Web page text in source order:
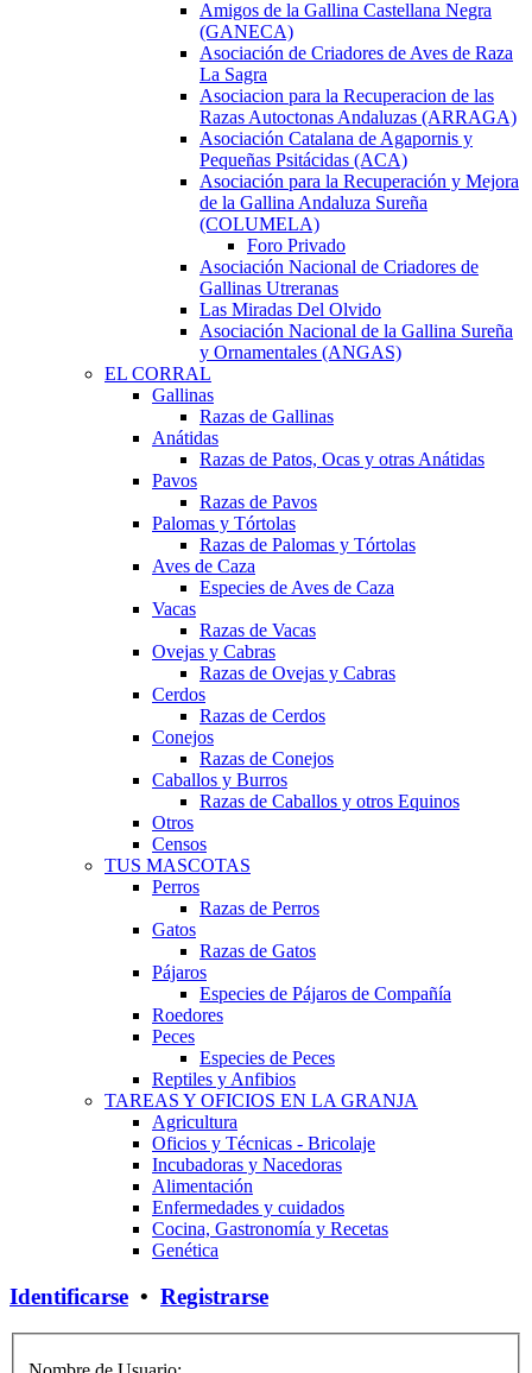
Amigos de la Gallina Castellana Negra
(GANECA)
Asociación de Criadores de Aves de Raza
La Sagra
Asociacion para la Recuperacion de las
Razas Autoctonas Andaluzas (ARRAGA)
Asociación Catalana de Agapornis y
Pequeñas Psitácidas (ACA)
Asociación para la Recuperación y Mejora
de la Gallina Andaluza Sureña
(COLUMELA)
Foro Privado
Asociación Nacional de Criadores de
Gallinas Utreranas
Las Miradas Del Olvido
Asociación Nacional de la Gallina Sureña
y Ornamentales (ANGAS)
EL CORRAL
Gallinas
Razas de Gallinas
Anátidas
Razas de Patos, Ocas y otras Anátidas
Pavos
Razas de Pavos
Palomas y Tórtolas
Razas de Palomas y Tórtolas
Aves de Caza
Especies de Aves de Caza
Vacas
Razas de Vacas
Ovejas y Cabras
Razas de Ovejas y Cabras
Cerdos
Razas de Cerdos
Conejos
Razas de Conejos
Caballos y Burros
Razas de Caballos y otros Equinos
Otros
Censos
TUS MASCOTAS
Perros
Razas de Perros
Gatos
Razas de Gatos
Pájaros
Especies de Pájaros de Compañía
Roedores
Peces
Especies de Peces
Reptiles y Anfibios
TAREAS Y OFICIOS EN LA GRANJA
Agricultura
Oficios y Técnicas - Bricolaje
Incubadoras y Nacedoras
Alimentación
Enfermedades y cuidados
Cocina, Gastronomía y Recetas
Genética
Identificarse • Registrarse